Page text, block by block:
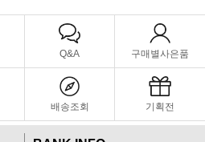
Q&A 구매별사은품
배송조회 기획전